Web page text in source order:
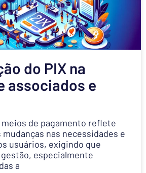
do PIX na
associados e
meios de pagamento reflete
nas necessidades e
usuários, exigindo que
especialmente
a